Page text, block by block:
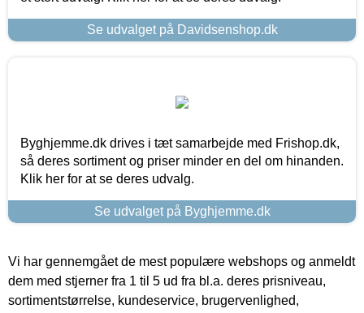
Se udvalget på Davidsenshop.dk
Byghjemme.dk drives i tæt samarbejde med Frishop.dk,
så deres sortiment og priser minder en del om hinanden.
Klik her for at se deres udvalg.
Se udvalget på Byghjemme.dk
Vi har gennemgået de mest populære webshops og anmeldt
dem med stjerner fra 1 til 5 ud fra bl.a. deres prisniveau,
sortimentstørrelse, kundeservice, brugervenlighed,